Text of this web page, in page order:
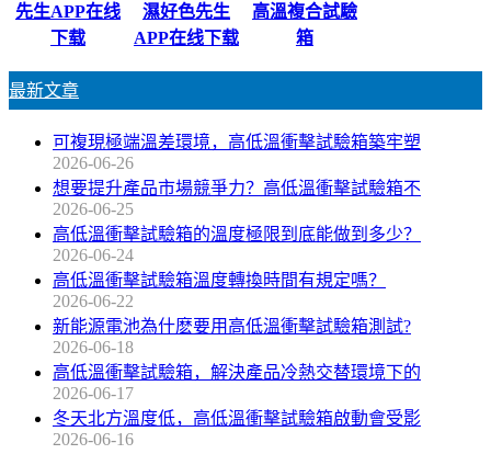
先生APP在线
下载
濕好色先生
APP在线下载
高溫複合試驗
箱
最新文章
可複現極端溫差環境，高低溫衝擊試驗箱築牢塑
2026-06-26
想要提升產品市場競爭力？高低溫衝擊試驗箱不
2026-06-25
高低溫衝擊試驗箱的溫度極限到底能做到多少？
2026-06-24
高低溫衝擊試驗箱溫度轉換時間有規定嗎？
2026-06-22
新能源電池為什麽要用高低溫衝擊試驗箱測試?
2026-06-18
高低溫衝擊試驗箱，解決產品冷熱交替環境下的
2026-06-17
冬天北方溫度低，高低溫衝擊試驗箱啟動會受影
2026-06-16